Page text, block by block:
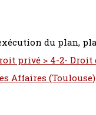
du plan,
privé > 4-2-
Affaires (Toulouse)